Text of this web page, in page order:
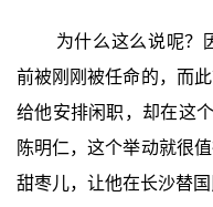
为什么这么说呢？
前被刚刚被任命的，而
给他安排闲职，却在这
陈明仁，这个举动就很
甜枣儿，让他在长沙替国